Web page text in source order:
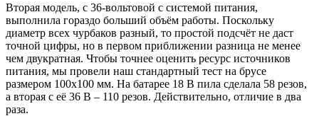
Вторая модель, с 36-вольтовой с системой питания,
выполнила гораздо больший объём работы. Поскольку
диаметр всех чурбаков разный, то простой подсчёт не даст
точной цифры, но в первом приближении разница не менее
чем двукратная. Чтобы точнее оценить ресурс источников
питания, мы провели наш стандартный тест на брусе
размером 100х100 мм. На батарее 18 В пила сделала 58 резов,
а вторая с её 36 В – 110 резов. Действительно, отличие в два
раза.